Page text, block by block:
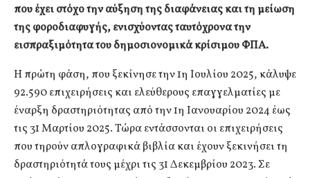
που έχει στόχο την αύξηση της διαφάνειας και τη μείωση
της φοροδιαφυγής, ενισχύοντας ταυτόχρονα την
εισπραξιμότητα του δημοσιονομικά κρίσιμου ΦΠΑ.
Η πρώτη φάση, που ξεκίνησε την 1η Ιουλίου 2025, κάλυψε
92.590 επιχειρήσεις και ελεύθερους επαγγελματίες με
έναρξη δραστηριότητας από την 1η Ιανουαρίου 2024 έως
τις 31 Μαρτίου 2025. Τώρα εντάσσονται οι επιχειρήσεις
που τηρούν απλογραφικά βιβλία και έχουν ξεκινήσει τη
δραστηριότητά τους μέχρι τις 31 Δεκεμβρίου 2023. Σε